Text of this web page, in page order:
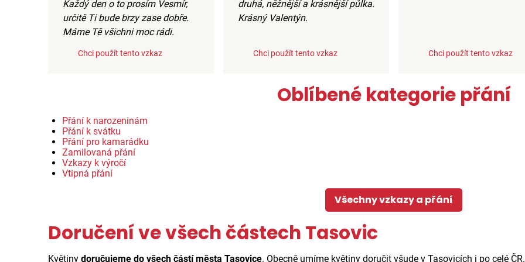
Každý den o to prosím Vesmír,
určitě Ti bude brzy zase dobře.
Máme Tě všichni moc rádi.
Chci použít tento vzkaz
druhá, něžnější a krásnější půlka.
Krásný Valentýn.
Chci použít tento vzkaz Chci použít tento vzkaz
Oblíbené kategorie přání
Přání k narozeninám
Přání k svátku
Přání pro kamarádku
Zamilovaná přání
Vzkazy k výročí
Vtipná přání
Všechny vzkazy a přání
Doručení ve všech částech Tasovic
Květiny doručujeme do všech částí města Tasovice. Obecně umíme květiny doručit všude v Tasovicích i po celé ČR.